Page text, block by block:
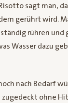
sagt man,
gerührt wird.
rühren und
Wasser dazu
nach Bedarf
zugedeckt ohne